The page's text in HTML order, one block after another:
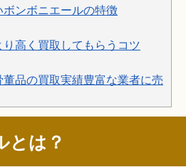
ンボニエールの特徴
高く買取してもらうコツ
品の買取実績豊富な業者に売
とは？